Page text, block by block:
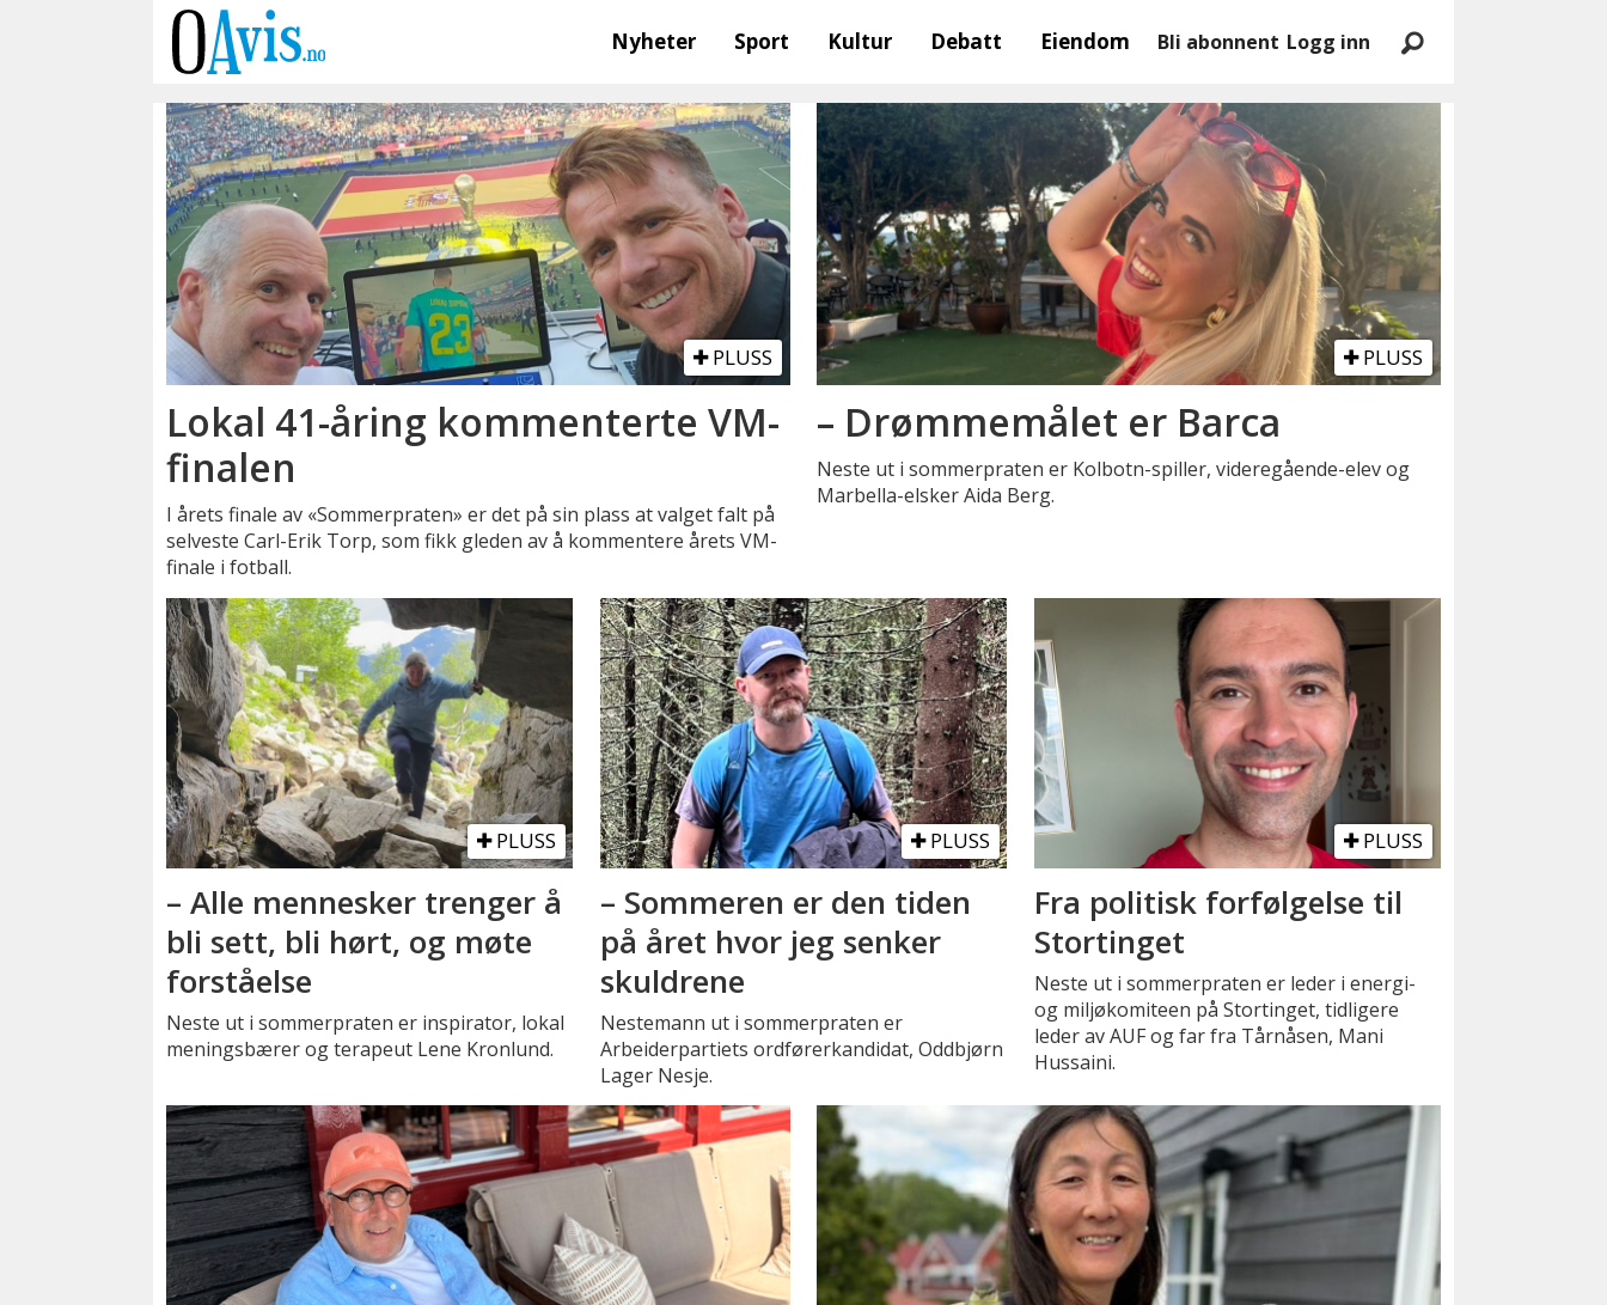
Nyheter Sport Kultur Debatt Eiendom Bli abonnent Logg inn
sommerpraten
PLUSS
Lokal 41-åring kommenterte VM-
finalen
I årets finale av «Sommerpraten» er det på sin plass at valget falt på
selveste Carl-Erik Torp, som fikk gleden av å kommentere årets VM-
finale i fotball.
PLUSS
– Drømmemålet er Barca
Neste ut i sommerpraten er Kolbotn-spiller, videregående-elev og
Marbella-elsker Aida Berg.
PLUSS
– Alle mennesker trenger å
bli sett, bli hørt, og møte
forståelse
Neste ut i sommerpraten er inspirator, lokal
meningsbærer og terapeut Lene Kronlund.
PLUSS
– Sommeren er den tiden
på året hvor jeg senker
skuldrene
Nestemann ut i sommerpraten er
Arbeiderpartiets ordførerkandidat, Oddbjørn
Lager Nesje.
PLUSS
Fra politisk forfølgelse til
Stortinget
Neste ut i sommerpraten er leder i energi-
og miljøkomiteen på Stortinget, tidligere
leder av AUF og far fra Tårnåsen, Mani
Hussaini.